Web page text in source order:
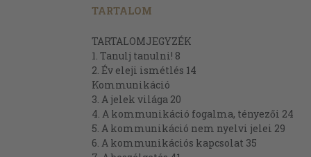
TARTALOM
TARTALOMJEGYZÉK
1. Tanulj tanulni! 8
2. Év eleji ismétlés 14
Kommunikáció
3. A jelek világa 20
4. A kommunikáció fogalma, tényezői 24
5. A kommunikáció nem nyelvi jelei 29
6. A kommunikációs kapcsolat 35